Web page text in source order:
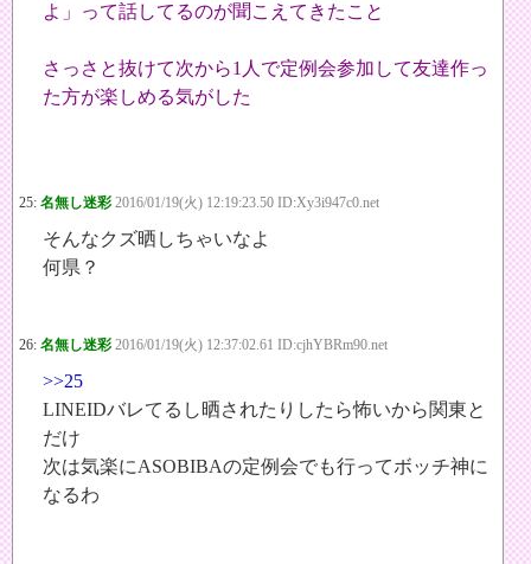
よ」って話してるのが聞こえてきたこと
さっさと抜けて次から1人で定例会参加して友達作っ
た方が楽しめる気がした
25: 名無し迷彩 2016/01/19(火) 12:19:23.50 ID:Xy3i947c0.net
そんなクズ晒しちゃいなよ
何県？
26: 名無し迷彩 2016/01/19(火) 12:37:02.61 ID:cjhYBRm90.net
>>25
LINEIDバレてるし晒されたりしたら怖いから関東と
だけ
次は気楽にASOBIBAの定例会でも行ってボッチ神に
なるわ